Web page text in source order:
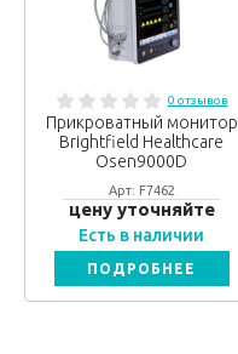
0 отзывов
Прикроватный монитор
Brightfield Healthcare
Osen9000D
Арт: F7462
цену уточняйте
Есть в наличии
ПОДРОБНЕЕ